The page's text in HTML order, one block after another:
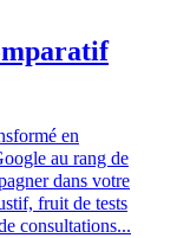
en
au rang de
dans votre
fruit de tests
consultations...